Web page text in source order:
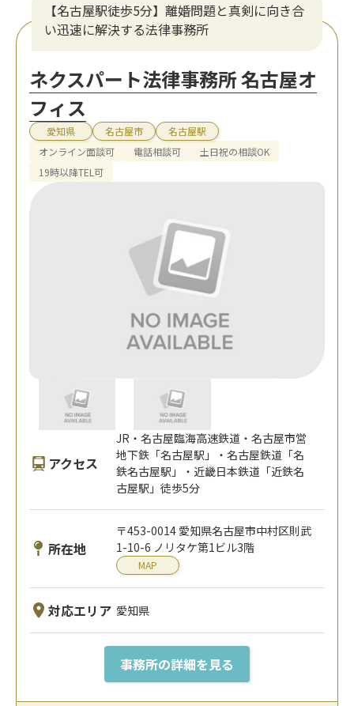
【名古屋駅徒歩5分】離婚問題と真剣に向き合
い迅速に解決する法律事務所
ネクスパート法律事務所 名古屋オ
フィス
愛知県 名古屋市
名古屋駅
オンライン面談可
電話相談可
土日祝の相談OK
19時以降TEL可
アクセス
JR・名古屋臨海高速鉄道・名古屋市営
地下鉄「名古屋駅」・名古屋鉄道「名
鉄名古屋駅」・近畿日本鉄道「近鉄名
古屋駅」徒歩5分
所在地
〒453-0014 愛知県名古屋市中村区則武
1-10-6 ノリタケ第1ビル3階
MAP
対応エリア 愛知県
事務所の詳細を見る